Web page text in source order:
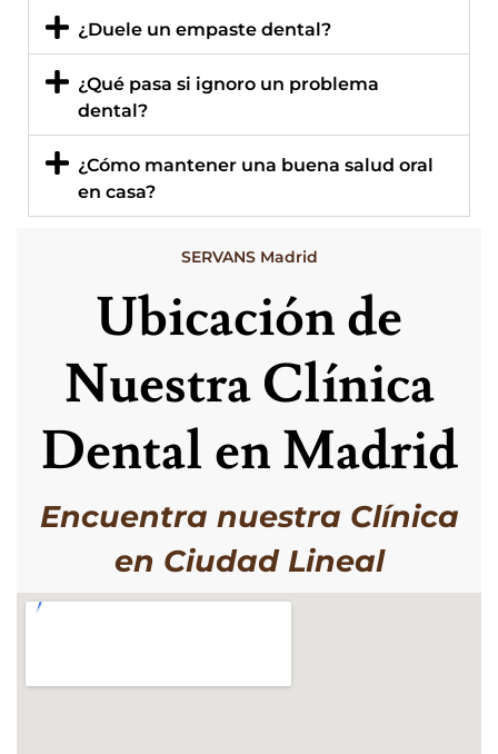
¿Duele un empaste dental?
¿Qué pasa si ignoro un problema
dental?
¿Cómo mantener una buena salud oral
en casa?
SERVANS Madrid
Ubicación de
Nuestra Clínica
Dental en Madrid
Encuentra nuestra Clínica
en Ciudad Lineal